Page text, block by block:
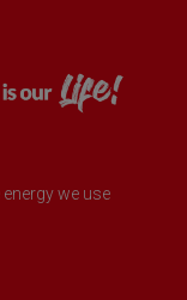
we use